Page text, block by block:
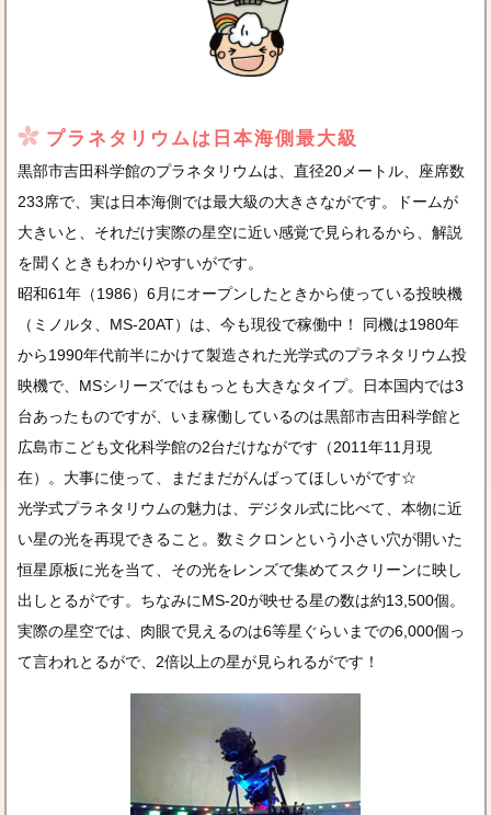
プラネタリウムは日本海側最大級
黒部市吉田科学館のプラネタリウムは、直径20メートル、座席数
233席で、実は日本海側では最大級の大きさながです。ドームが
大きいと、それだけ実際の星空に近い感覚で見られるから、解説
を聞くときもわかりやすいがです。
昭和61年（1986）6月にオープンしたときから使っている投映機
（ミノルタ、MS-20AT）は、今も現役で稼働中！ 同機は1980年
から1990年代前半にかけて製造された光学式のプラネタリウム投
映機で、MSシリーズではもっとも大きなタイプ。日本国内では3
台あったものですが、いま稼働しているのは黒部市吉田科学館と
広島市こども文化科学館の2台だけながです（2011年11月現
在）。大事に使って、まだまだがんばってほしいがです☆
光学式プラネタリウムの魅力は、デジタル式に比べて、本物に近
い星の光を再現できること。数ミクロンという小さい穴が開いた
恒星原板に光を当て、その光をレンズで集めてスクリーンに映し
出しとるがです。ちなみにMS-20が映せる星の数は約13,500個。
実際の星空では、肉眼で見えるのは6等星ぐらいまでの6,000個っ
て言われとるがで、2倍以上の星が見られるがです！